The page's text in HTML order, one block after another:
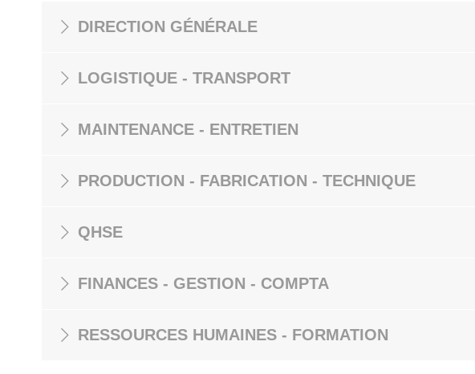
DIRECTION GÉNÉRALE
LOGISTIQUE - TRANSPORT
MAINTENANCE - ENTRETIEN
PRODUCTION - FABRICATION - TECHNIQUE
QHSE
FINANCES - GESTION - COMPTA
RESSOURCES HUMAINES - FORMATION